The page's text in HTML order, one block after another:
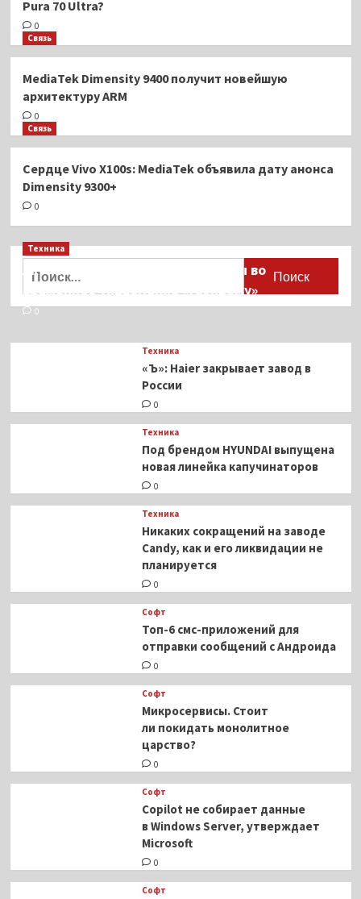
Pura 70 Ultra?
0
Связь
MediaTek Dimensity 9400 получит новейшую
архитектуру ARM
0
Связь
Сердце Vivo X100s: MediaTek объявила дату анонса
Dimensity 9300+
0
Техника
Активы Ariston и Bosch переданы во
временное управление «Газпрому»
0
Техника
«Ъ»: Haier закрывает завод в
России
0
Техника
Под брендом HYUNDAI выпущена
новая линейка капучинаторов
0
Техника
Никаких сокращений на заводе
Candy, как и его ликвидации не
планируется
0
Софт
Топ-6 смс-приложений для
отправки сообщений с Андроида
0
Софт
Микросервисы. Стоит
ли покидать монолитное
царство?
0
Софт
Copilot не собирает данные
в Windows Server, утверждает
Microsoft
0
Софт